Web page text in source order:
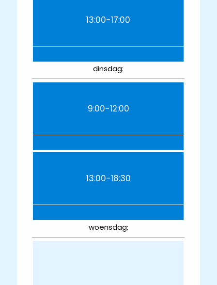
13:00-17:00
dinsdag:
9:00-12:00
13:00-18:30
woensdag: